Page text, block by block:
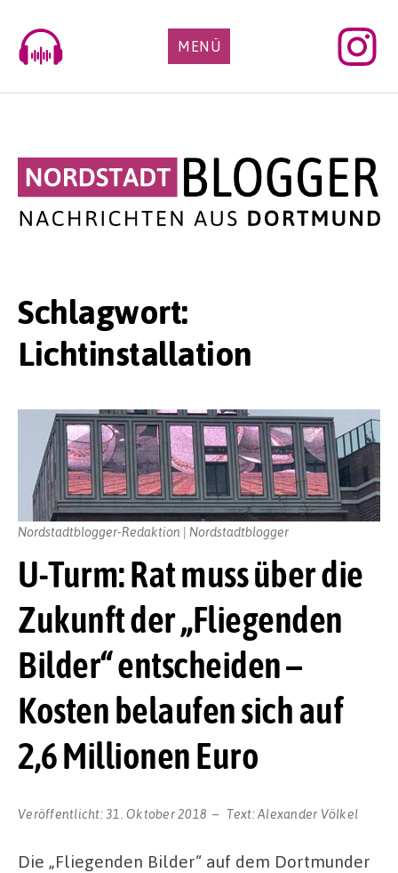
content
MENÜ
Schlagwort:
Lichtinstallation
U-Turm: Rat muss über die
Zukunft der „Fliegenden
Bilder“ entscheiden –
Kosten belaufen sich auf
2,6 Millionen Euro
Veröffentlicht:31. Oktober 2018 Text:Alexander Völkel
Nordstadtblogger-Redaktion | Nordstadtblogger
Die „Fliegenden Bilder“ auf dem Dortmunder